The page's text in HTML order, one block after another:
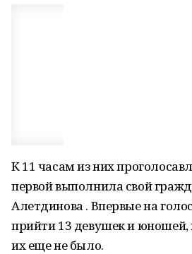
К 11 часам из них
первой выполнила свой
Алетдинова . Впервые на
прийти 13 девушек и юношей,
их еще не было.